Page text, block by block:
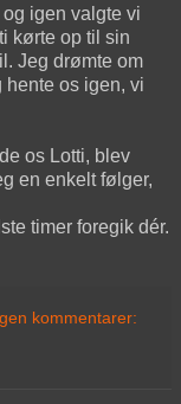
igen valgte vi
kørte op til sin
Jeg drømte om
hente os igen, vi
os Lotti, blev
en enkelt følger,
timer foregik dér.
kommentarer: